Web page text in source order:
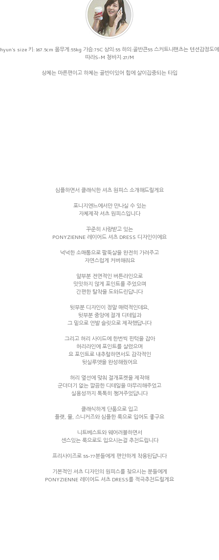
hyun's size 키: 167.5cm 몸무게:55kg 가슴:75C 상의:55 하의:골반큰55 스커트나팬츠는 텐션감정도에
따라S-M 청바지:27/M
상체는 마른편이고 하체는 골반이있어 힙에 살이집중되는 타입
심플하면서 클래식한 셔츠 원피스 소개해드릴게요
포니지엔느에서만 만나실 수 있는
자체제작 셔츠 원피스입니다
꾸준히 사랑받고 있는
PONYZIENNE 레이어드 셔츠 DRESS 디자인이에요
넉넉한 소매통으로 팔뚝살을 완전히 가려주고
자연스럽게 커버해줘요
앞부분 전면적인 버튼라인으로
밋밋하지 않게 포인트를 주었으며
간편한 탈착을 도와드린답니다
뒷부분 디자인이 정말 매력적인데요,
뒷부분 중앙에 절개 디테일과
그 밑으로 언발 슬릿으로 제작했답니다
그리고 허리 사이드에 한번씩 핀턱을 잡아
허리라인에 포인트를 살렸으며
요 포인트로 내추럴하면서도 감각적인
뒷실루엣을 완성해줬어요
허리 옆선에 맞춰 절개포켓을 제작해
군더더기 없는 깔끔한 디테일을 마무리해주었고
실용성까지 톡톡히 챙겨주었답니다
클래식하게 단품으로 입고
플랫, 뮬, 스니커즈와 심플한 룩으로 입어도 좋구요
니트베스트와 웨어러블하면서
센스있는 룩으로도 입으시는걸 추천드립니다
프리사이즈로 55-77분들에게 편안하게 착용된답니다
기본적인 셔츠 디자인의 원피스를 찾으시는 분들에게
PONYZIENNE 레이어드 셔츠 DRESS를 적극추천드릴게요